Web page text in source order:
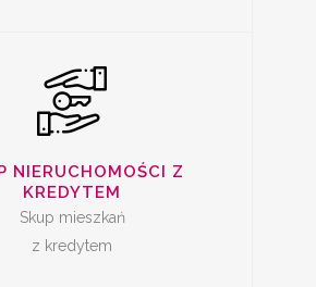
NIERUCHOMOŚCI Z
KREDYTEM
Skup mieszkań
z kredytem
Z